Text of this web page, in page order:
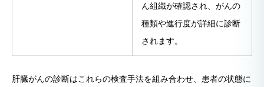
ん組織が確認され、がんの
種類や進行度が詳細に診断
されます。
肝臓がんの診断はこれらの検査手法を組み合わせ、患者の状態に